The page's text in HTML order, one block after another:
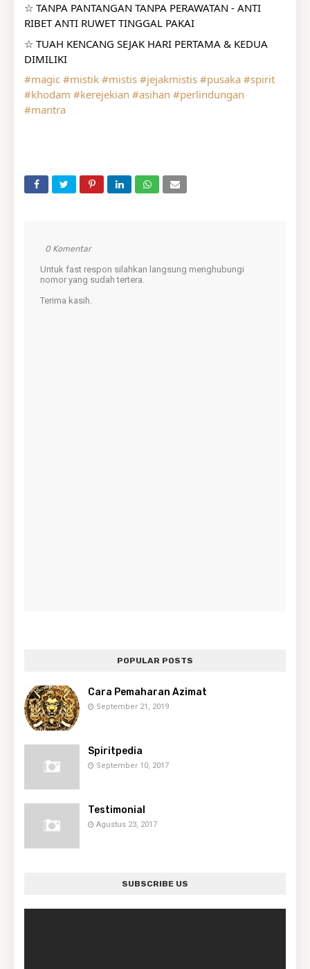
☆ TANPA PANTANGAN TANPA PERAWATAN - ANTI
RIBET ANTI RUWET TINGGAL PAKAI
☆ TUAH KENCANG SEJAK HARI PERTAMA & KEDUA
DIMILIKI
#magic #mistik #mistis #jejakmistis #pusaka #spirit
#khodam #kerejekian #asihan #perlindungan
#mantra
0 Komentar
Untuk fast respon silahkan langsung menghubungi
nomor yang sudah tertera.
Terima kasih.
POPULAR POSTS
Cara Pemaharan Azimat
September 21, 2019
Spiritpedia
September 10, 2017
Testimonial
Agustus 23, 2017
SUBSCRIBE US